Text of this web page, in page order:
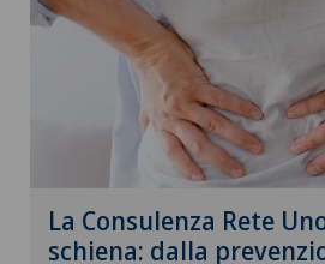
La Consulenza Rete
schiena: dalla